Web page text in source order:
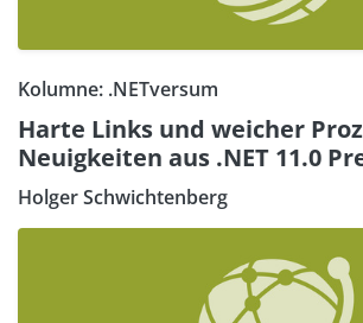
Kolumne: .NETversum
Harte Links und weicher
Neuigkeiten aus .NET 11.0
Holger Schwichtenberg